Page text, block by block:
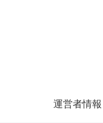
運営者情報